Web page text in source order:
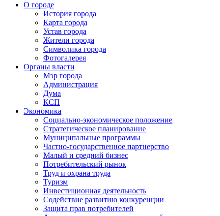
О городе
История города
Карта города
Устав города
Жители города
Символика города
Фотогалерея
Органы власти
Мэр города
Администрация
Дума
КСП
Экономика
Социально-экономическое положение
Стратегическое планирование
Муниципальные программы
Частно-государственное партнерство
Малый и средний бизнес
Потребительский рынок
Труд и охрана труда
Туризм
Инвестиционная деятельность
Содействие развитию конкуренции
Защита прав потребителей